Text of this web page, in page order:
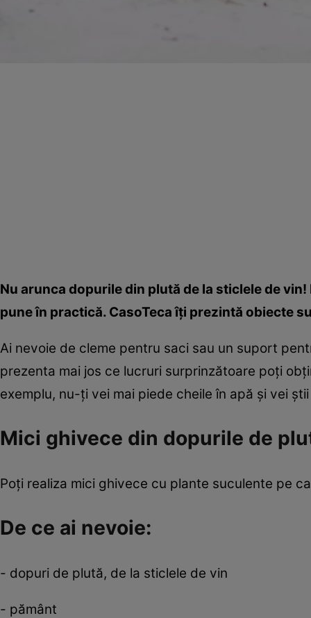
Nu arunca dopurile din plută de la sticlele de
pune în practică. CasoTeca îţi prezintă obiecte
Ai nevoie de cleme pentru saci sau un suport
prezenta mai jos ce lucruri surprinzătoare poţi
exemplu, nu-ţi vei mai piede cheile în apă şi vei
Mici ghivece din dopurile de
Poţi realiza mici ghivece cu plante suculente pe
De ce ai nevoie:
- dopuri de plută, de la sticlele de vin
- pământ